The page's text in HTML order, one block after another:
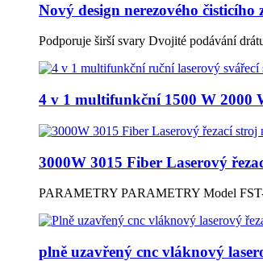
Nový design nerezového čisticího
Podporuje širší svary Dvojité podávání
4 v 1 multifunkční 1500 W 2000
3000W 3015 Fiber Laserový
PARAMETRY PARAMETRY Model
plně uzavřený cnc vláknový